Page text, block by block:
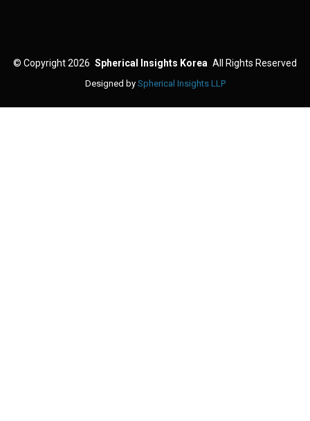
© Copyright 2026 Spherical Insights Korea All Rights Reserved
Designed by Spherical Insights LLP